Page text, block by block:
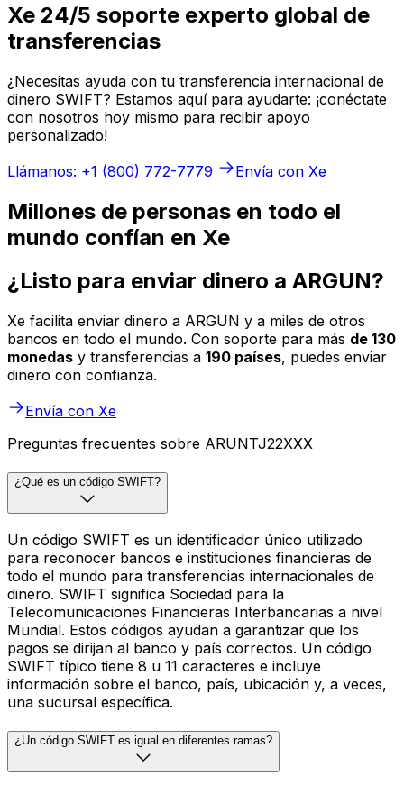
Xe 24/5 soporte experto global de
transferencias
¿Necesitas ayuda con tu transferencia internacional de
dinero SWIFT? Estamos aquí para ayudarte: ¡conéctate
con nosotros hoy mismo para recibir apoyo
personalizado!
Llámanos: +1 (800) 772-7779
Envía con Xe
Millones de personas en todo el
mundo confían en Xe
¿Listo para enviar dinero a ARGUN?
Xe facilita enviar dinero a ARGUN y a miles de otros
bancos en todo el mundo. Con soporte para más de 130
monedas y transferencias a 190 países, puedes enviar
dinero con confianza.
Envía con Xe
Preguntas frecuentes sobre ARUNTJ22XXX
¿Qué es un código SWIFT?
Un código SWIFT es un identificador único utilizado
para reconocer bancos e instituciones financieras de
todo el mundo para transferencias internacionales de
dinero. SWIFT significa Sociedad para la
Telecomunicaciones Financieras Interbancarias a nivel
Mundial. Estos códigos ayudan a garantizar que los
pagos se dirijan al banco y país correctos. Un código
SWIFT típico tiene 8 u 11 caracteres e incluye
información sobre el banco, país, ubicación y, a veces,
una sucursal específica.
¿Un código SWIFT es igual en diferentes ramas?